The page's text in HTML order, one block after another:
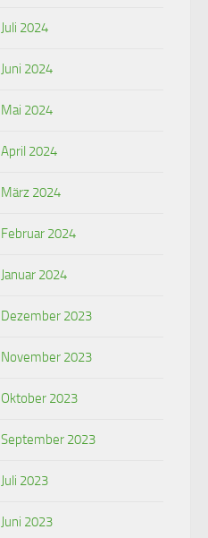
Juli 2024
Juni 2024
Mai 2024
April 2024
März 2024
Februar 2024
Januar 2024
Dezember 2023
November 2023
Oktober 2023
September 2023
Juli 2023
Juni 2023